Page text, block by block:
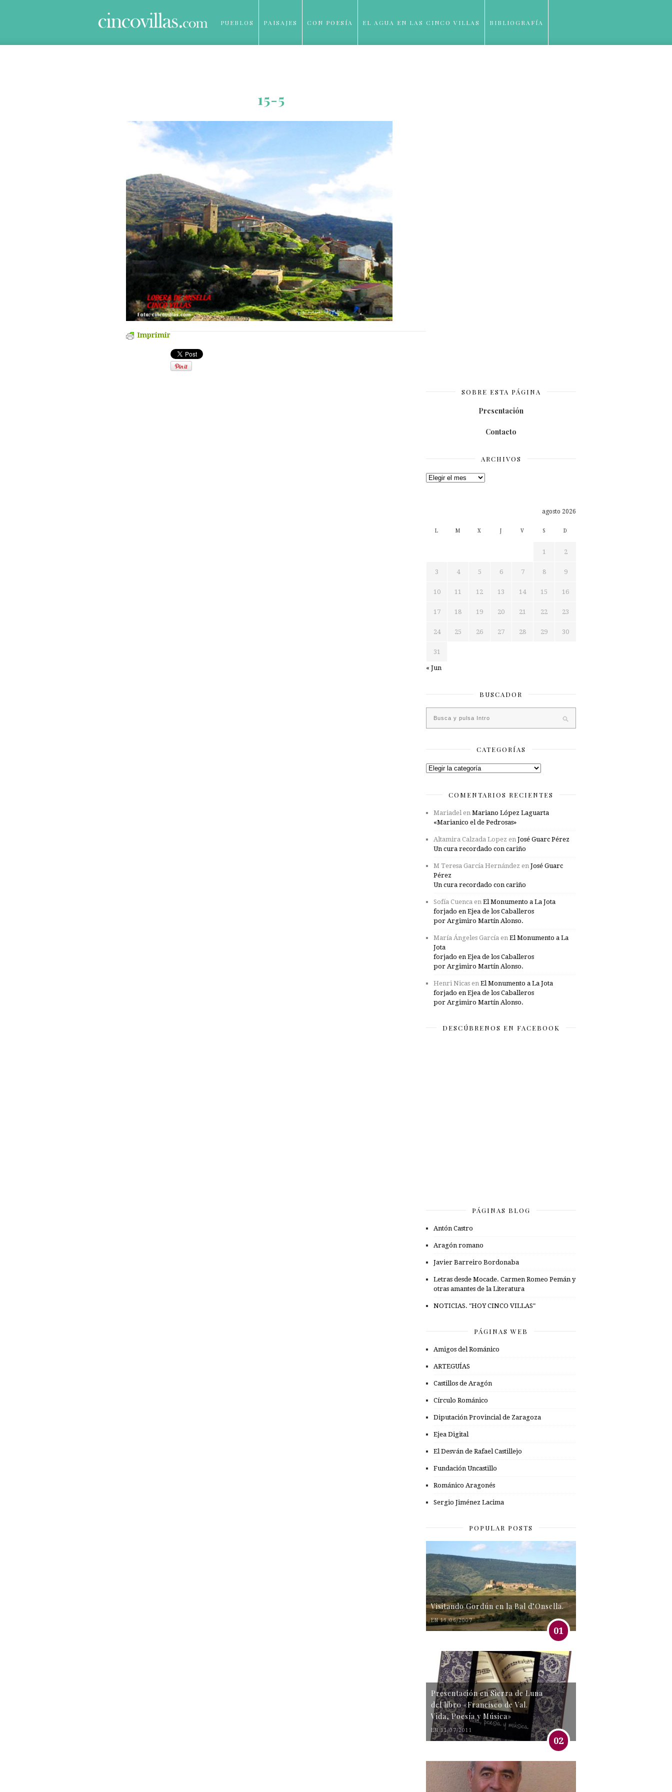
PUEBLOS PAISAJES CON POESÍA EL AGUA EN LAS CINCO VILLAS BIBLIOGRAFÍA
15-5
Imprimir
SOBRE ESTA PÁGINA
Presentación
Contacto
ARCHIVOS
Archivos
agosto 2026
L M X J V S D
1 2
3 4 5 6 7 8 9
10 11 12 13 14 15 16
17 18 19 20 21 22 23
24 25 26 27 28 29 30
31
« Jun
BUSCADOR
CATEGORÍAS
Categorías
COMENTARIOS RECIENTES
Mariadel en Mariano López Laguarta
«Marianico el de Pedrosas»
Altamira Calzada Lopez en José Guarc Pérez
Un cura recordado con cariño
M Teresa García Hernández en José Guarc
Pérez
Un cura recordado con cariño
Sofía Cuenca en El Monumento a La Jota
forjado en Ejea de los Caballeros
por Argimiro Martín Alonso.
María Ángeles García en El Monumento a La
Jota
forjado en Ejea de los Caballeros
por Argimiro Martín Alonso.
Henri Nicas en El Monumento a La Jota
forjado en Ejea de los Caballeros
por Argimiro Martín Alonso.
DESCÚBRENOS EN FACEBOOK
PÁGINAS BLOG
Antón Castro
Aragón romano
Javier Barreiro Bordonaba
Letras desde Mocade. Carmen Romeo Pemán y
otras amantes de la Literatura
NOTICIAS. "HOY CINCO VILLAS"
PÁGINAS WEB
Amigos del Románico
ARTEGUÍAS
Castillos de Aragón
Círculo Románico
Diputación Provincial de Zaragoza
Ejea Digital
El Desván de Rafael Castillejo
Fundación Uncastillo
Románico Aragonés
Sergio Jiménez Lacima
POPULAR POSTS
Visitando Gordún en la Bal d’Onsella.
EN 19/06/2007
01
Presentación en Sierra de Luna
del libro «Francisco de Val.
Vida, Poesía y Música»
EN 31/07/2011
02